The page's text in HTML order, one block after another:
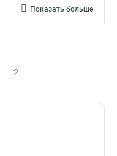
Показать больше
2